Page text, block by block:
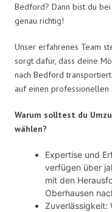
Bedford? Dann bist du
genau richtig!
Unser erfahrenes Team
sorgt dafür, dass deine
nach Bedford
auf einen professionellen
Warum solltest du
wählen?
Expertise und
verfügen über
mit den
Oberhausen
Zuverlässigkeit: